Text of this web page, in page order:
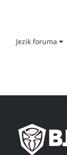
Jezik foruma